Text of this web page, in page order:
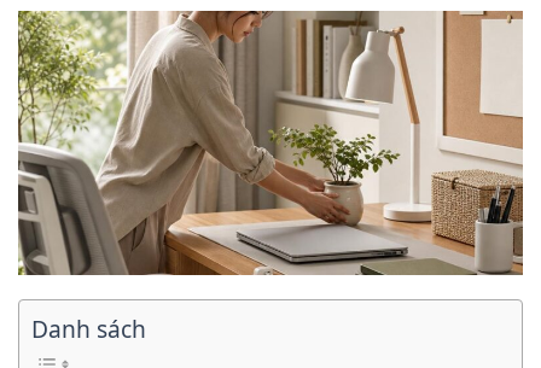
Danh sách